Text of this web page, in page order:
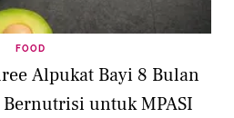
FOOD
Alpukat Bayi 8 Bulan
untuk MPASI